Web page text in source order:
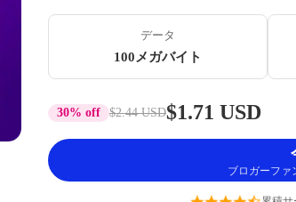
データ
100メガバイト
30% off $2.44 USD$1.71 USD
ブロガーファ